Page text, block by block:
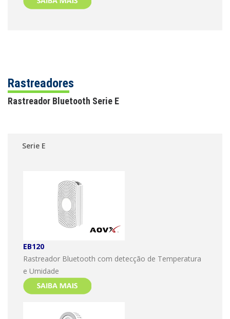
Rastreadores
Rastreador Bluetooth Serie E
Serie E
EB120
Rastreador Bluetooth com detecção de Temperatura
e Umidade